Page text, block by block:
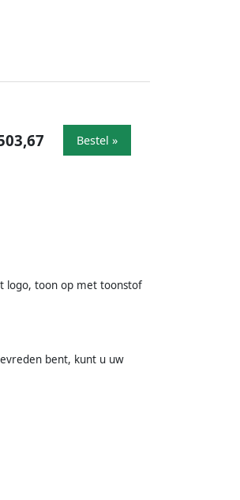
Bestel »
logo, toon op met toonstof
bent, kunt u uw